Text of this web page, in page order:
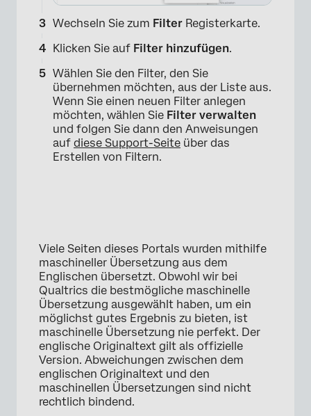
Wechseln Sie zum Filter Registerkarte.
Klicken Sie auf Filter hinzufügen.
Wählen Sie den Filter, den Sie
übernehmen möchten, aus der Liste aus.
Wenn Sie einen neuen Filter anlegen
möchten, wählen Sie Filter verwalten
und folgen Sie dann den Anweisungen
auf diese Support-Seite über das
Erstellen von Filtern.
Viele Seiten dieses Portals wurden mithilfe
maschineller Übersetzung aus dem
Englischen übersetzt. Obwohl wir bei
Qualtrics die bestmögliche maschinelle
Übersetzung ausgewählt haben, um ein
möglichst gutes Ergebnis zu bieten, ist
maschinelle Übersetzung nie perfekt. Der
englische Originaltext gilt als offizielle
Version. Abweichungen zwischen dem
englischen Originaltext und den
maschinellen Übersetzungen sind nicht
rechtlich bindend.